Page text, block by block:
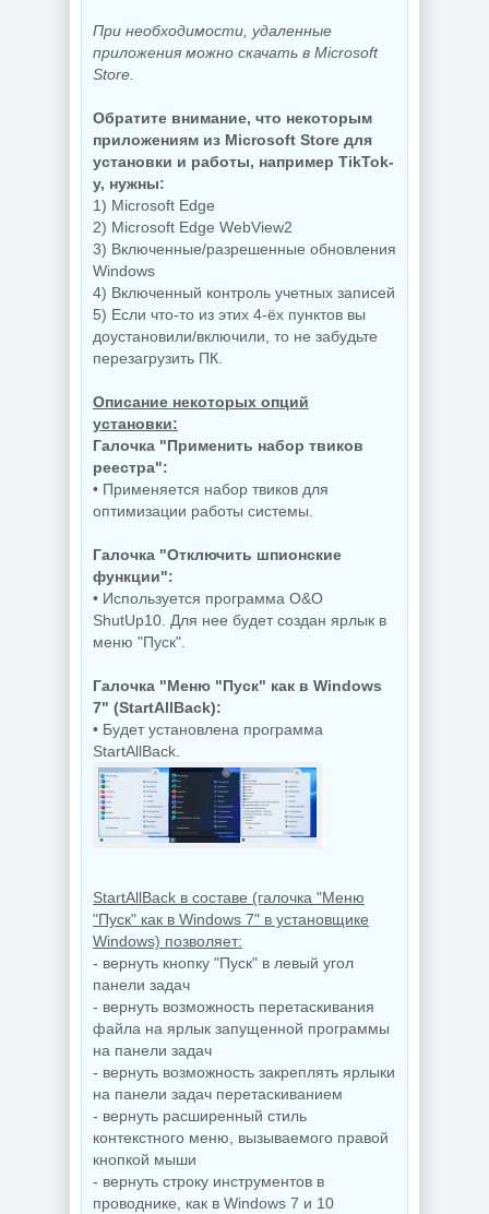
Мониторинг
CPUID HWMonitor
1.65.1 + Portable
NEW
Интернет
загрузчик Internet
Download Manager
6.43 Build 7 by
Topaz Gigapixel
1.3.2 by KpoJIuK
WaveLab 13 Pro
13.0.30
Ключи для
программ EaseUS
Key Finder Pro
4.1.7 by 7997
NEW
Запись
носителей Ventoy
При необходимости, удаленные
приложения можно скачать в Microsoft
Store.
Обратите внимание, что некоторым
приложениям из Microsoft Store для
установки и работы, например TikTok-
у, нужны:
1) Microsoft Edge
2) Microsoft Edge WebView2
3) Включенные/разрешенные обновления
Windows
4) Включенный контроль учетных записей
5) Если что-то из этих 4-ёх пунктов вы
доустановили/включили, то не забудьте
перезагрузить ПК.
Описание некоторых опций
установки:
Галочка "Применить набор твиков
реестра":
• Применяется набор твиков для
оптимизации работы системы.
Галочка "Отключить шпионские
функции":
• Используется программа O&O
ShutUp10. Для нее будет создан ярлык в
меню "Пуск".
Галочка "Меню "Пуск" как в Windows
7" (StartAllBack):
• Будет установлена программа
StartAllBack.
StartAllBack в составе (галочка "Меню
"Пуск" как в Windows 7" в установщике
Windows) позволяет:
- вернуть кнопку "Пуск" в левый угол
панели задач
- вернуть возможность перетаскивания
файла на ярлык запущенной программы
на панели задач
- вернуть возможность закреплять ярлыки
на панели задач перетаскиванием
- вернуть расширенный стиль
контекстного меню, вызываемого правой
кнопкой мыши
- вернуть строку инструментов в
проводнике, как в Windows 7 и 10